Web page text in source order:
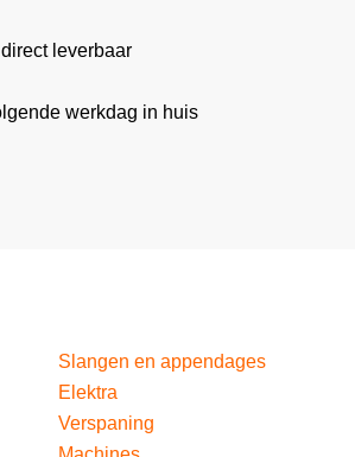
leverbaar
werkdag in huis
Slangen en appendages
Elektra
Verspaning